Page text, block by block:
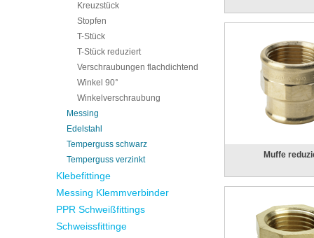
Muffe
Kreuzstück
Stopfen
T-Stück
T-Stück reduziert
Verschraubungen flachdichtend
Winkel 90°
Winkelverschraubung
Messing
Edelstahl
Temperguss schwarz
Temperguss verzinkt
Klebefittinge
Messing Klemmverbinder
PPR Schweißfittings
Schweissfittinge